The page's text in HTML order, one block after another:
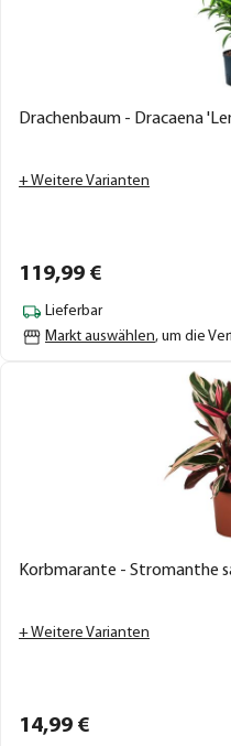
Drachenbaum - Dracaena
+ Weitere Varianten
119,99 €
Lieferbar
Markt auswählen, um die
Korbmarante - Stromanthe
+ Weitere Varianten
14,99 €